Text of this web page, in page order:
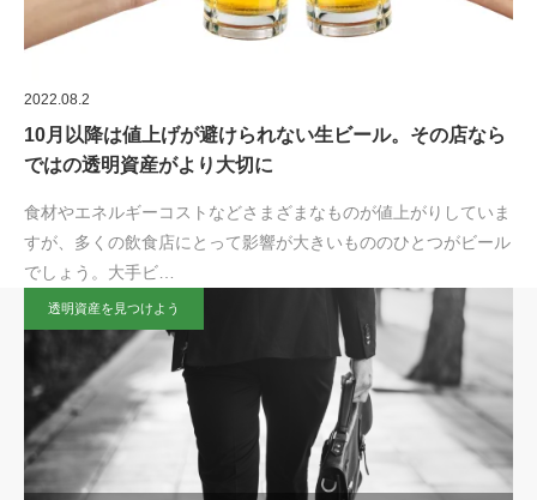
2022.08.2
10月以降は値上げが避けられない生ビール。その店なら
ではの透明資産がより大切に
食材やエネルギーコストなどさまざまなものが値上がりしていま
すが、多くの飲食店にとって影響が大きいもののひとつがビール
でしょう。大手ビ…
透明資産を見つけよう